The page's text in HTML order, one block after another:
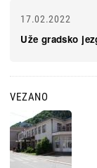
17.02.2022
Uže gradsko
VEZANO